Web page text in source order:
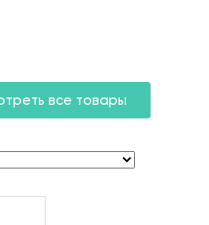
все товары